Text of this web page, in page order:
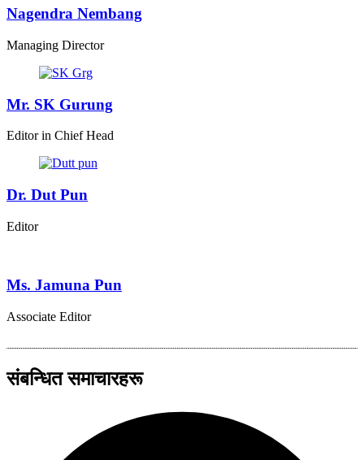
Nagendra Nembang
Managing Director
Mr. SK Gurung
Editor in Chief Head
Dr. Dut Pun
Editor
Ms. Jamuna Pun
Associate Editor
संबन्धित समाचारहरू